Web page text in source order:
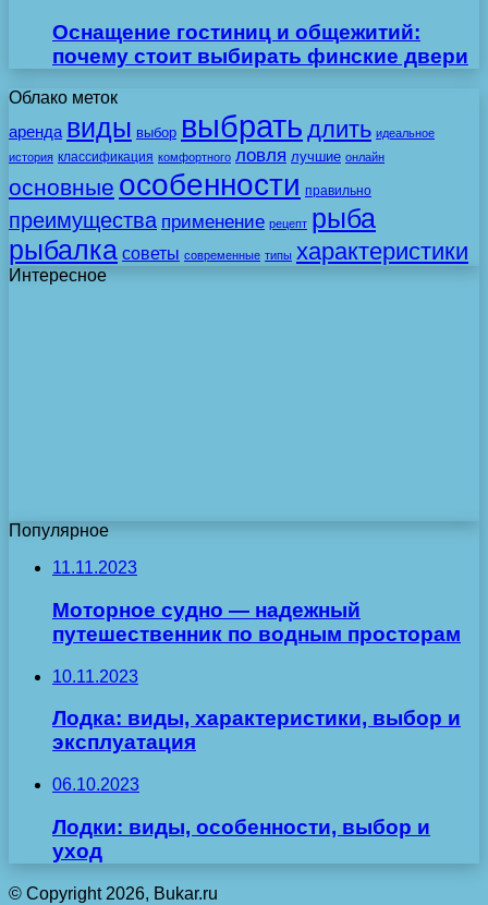
Оснащение гостиниц и общежитий:
почему стоит выбирать финские двери
Облако меток
аренда виды выбор выбрать длить идеальное
история классификация комфортного ловля лучшие онлайн
основные особенности правильно
преимущества применение рецепт рыба
рыбалка советы современные типы характеристики
Интересное
Популярное
11.11.2023
Моторное судно — надежный
путешественник по водным просторам
10.11.2023
Лодка: виды, характеристики, выбор и
эксплуатация
06.10.2023
Лодки: виды, особенности, выбор и
уход
© Copyright 2026, Bukar.ru